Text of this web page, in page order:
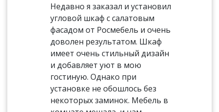
Недавно я заказал и установил
угловой шкаф с салатовым
фасадом от Росмебель и очень
доволен результатом. Шкаф
имеет очень стильный дизайн
и добавляет уют в мою
гостиную. Однако при
установке не обошлось без
некоторых заминок. Мебель в